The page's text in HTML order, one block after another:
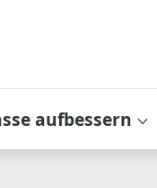
aufbessern